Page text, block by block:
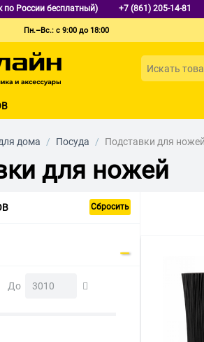
по России бесплатный) +7 (861) 205-14-81
Пн.–Вс.: с 9:00 до 18:00
дома / Посуда / Подставки для ножей
для ножей
Сбросить
До